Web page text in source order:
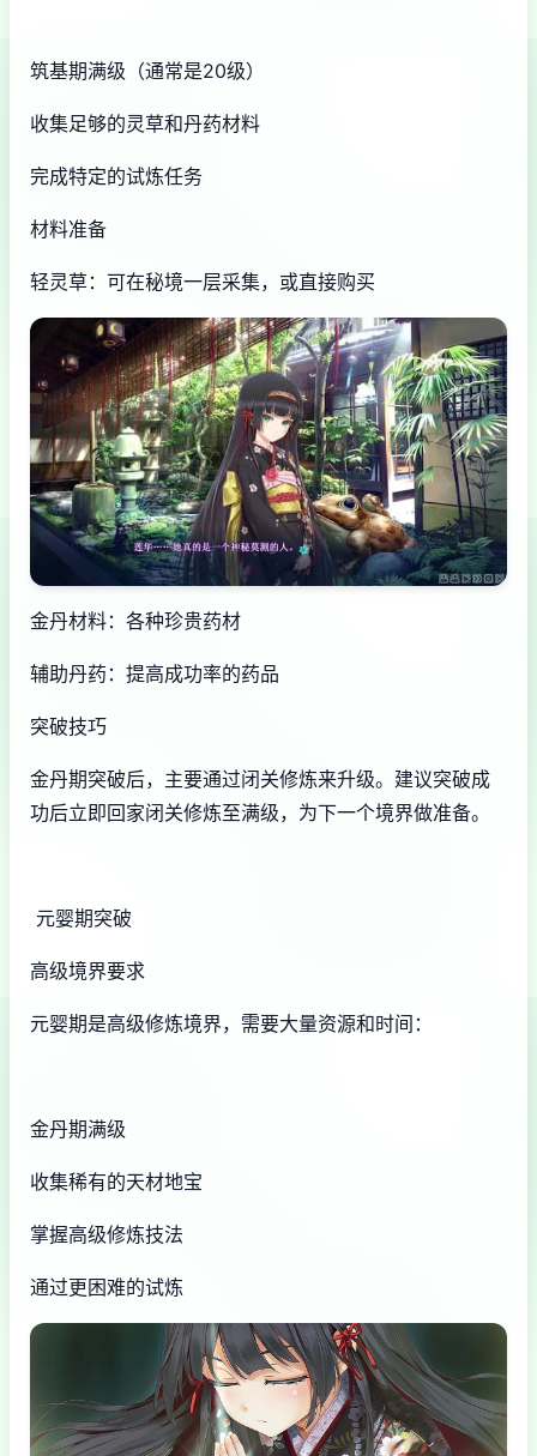
筑基期满级（通常是20级）
收集足够的灵草和丹药材料
完成特定的试炼任务
材料准备
轻灵草：可在秘境一层采集，或直接购买
金丹材料：各种珍贵药材
辅助丹药：提高成功率的药品
突破技巧
金丹期突破后，主要通过闭关修炼来升级。建议突破成
功后立即回家闭关修炼至满级，为下一个境界做准备。
元婴期突破
高级境界要求
元婴期是高级修炼境界，需要大量资源和时间：
金丹期满级
收集稀有的天材地宝
掌握高级修炼技法
通过更困难的试炼